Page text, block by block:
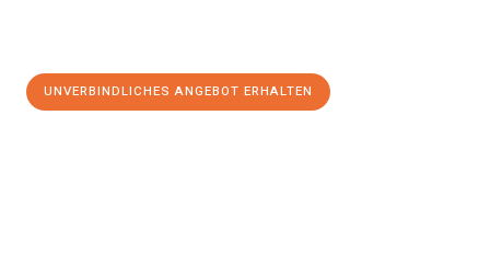
UNVERBINDLICHES ANGEBOT ERHALTEN